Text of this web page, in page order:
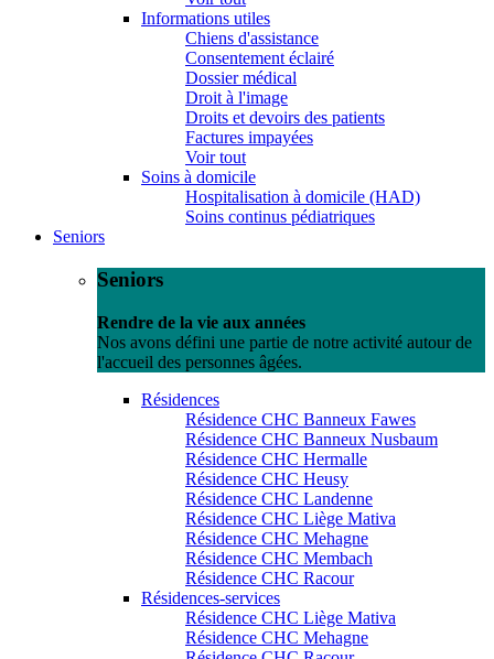
Informations utiles
Chiens d'assistance
Consentement éclairé
Dossier médical
Droit à l'image
Droits et devoirs des patients
Factures impayées
Voir tout
Soins à domicile
Hospitalisation à domicile (HAD)
Soins continus pédiatriques
Seniors
Seniors
Rendre de la vie aux années
Nos avons défini une partie de notre activité autour de
l'accueil des personnes âgées.
Résidences
Résidence CHC Banneux Fawes
Résidence CHC Banneux Nusbaum
Résidence CHC Hermalle
Résidence CHC Heusy
Résidence CHC Landenne
Résidence CHC Liège Mativa
Résidence CHC Mehagne
Résidence CHC Membach
Résidence CHC Racour
Résidences-services
Résidence CHC Liège Mativa
Résidence CHC Mehagne